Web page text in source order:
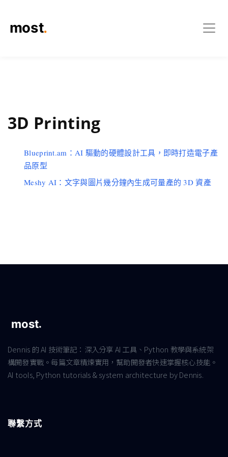
3D Printing
Blueprint.am：AI 驅動的硬體設計工具，即時打造電子產
品原型
Meshy AI：文字與圖片幾分鐘內生成可量產的 3D 資產
Dennis 的 AI 技術筆記：深入分享 AI 工具、Python 教學與系統架
構開發實戰。每篇文章精煉實用，幫助開發者快速掌握核心技能。
AI tools, Python tutorials & system architecture by Dennis.
聯繫方式